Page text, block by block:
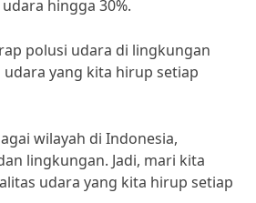
hingga 30%.
polusi udara di lingkungan
yang kita hirup setiap
wilayah di Indonesia,
lingkungan. Jadi, mari kita
udara yang kita hirup setiap